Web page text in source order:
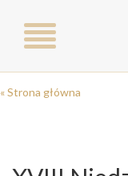
Toggle
navigation
« Strona główna